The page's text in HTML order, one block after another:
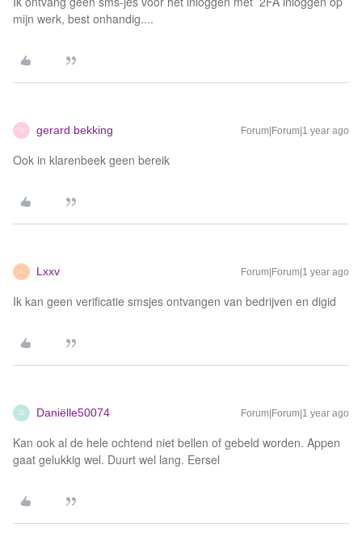
mijn werk, best onhandig....
G gerard bekking Forum|Forum|1 year ago
Ook in klarenbeek geen bereik
L Lxxv Forum|Forum|1 year ago
Ik kan geen verificatie smsjes ontvangen van bedrijven en digid
D Daniëlle50074 Forum|Forum|1 year ago
Kan ook al de hele ochtend niet bellen of gebeld worden. Appen
gaat gelukkig wel. Duurt wel lang. Eersel